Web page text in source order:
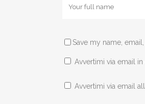
Save my name,
Avvertimi via email
Avvertimi via email